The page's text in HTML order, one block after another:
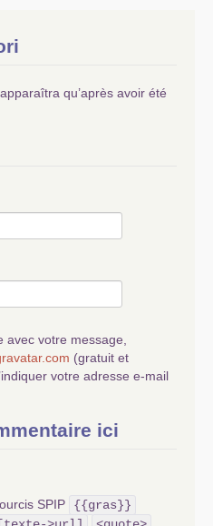
qu’après avoir été
votre message,
(gratuit et
votre adresse e-mail
ici
SPIP
{{gras}}